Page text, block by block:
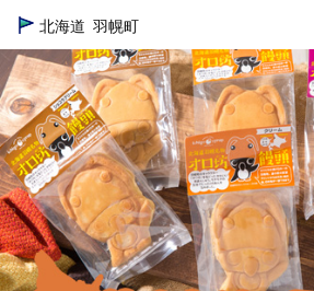
TOP
北海道 羽幌町